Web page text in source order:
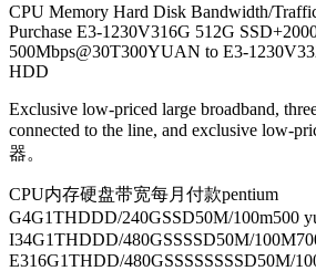
CPU Memory Hard Disk Bandwidth/
Purchase E3-1230V316G 512G
500Mbps@30T300YUAN to E3-
HDD
Exclusive low-priced large broadband,
connected to the line, and exclusive low-
器。
CPU内存硬盘带宽每月付款pentium
G4G1THDDD/240GSSD50M/100m500
I34G1THDDD/480GSSSSD50M/
E316G1THDD/480GSSSSSSSSD50M/